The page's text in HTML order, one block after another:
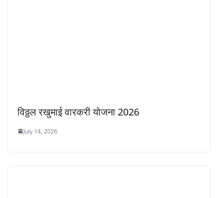
विठ्ठल रखुमाई वारकरी योजना 2026
July 14, 2026